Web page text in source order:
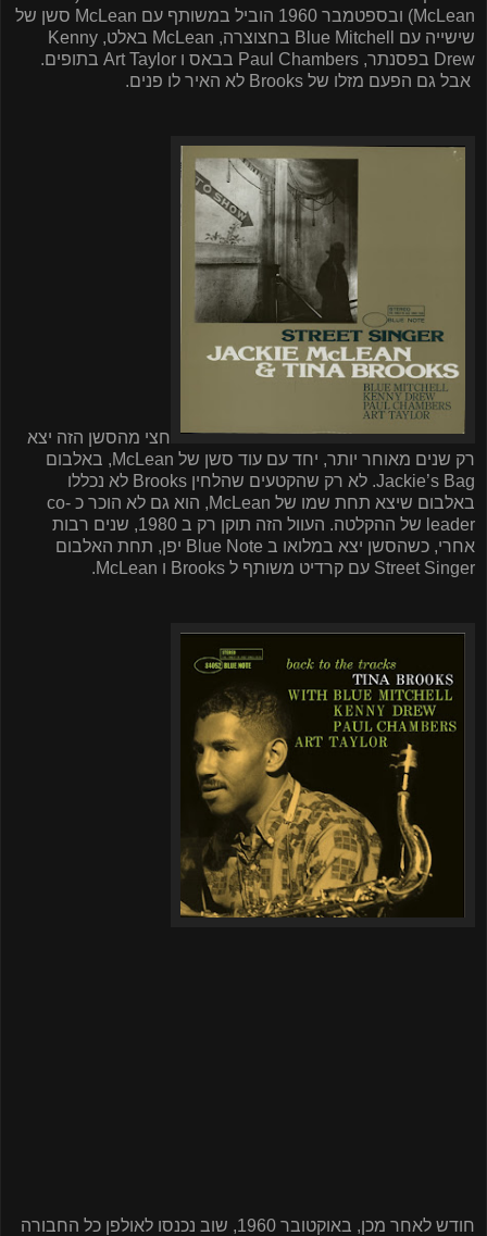
McLean) ובספטמבר 1960 הוביל במשותף עם McLean סשן של
שישייה עם
Blue Mitchell בחצוצרה, McLean באלט, Kenny
Drew בפסנתר, Paul Chambers בבאס ו Art Taylor בתופים.
אבל גם הפעם מזלו של Brooks לא האיר לו פנים.
חצי מהסשן הזה יצא
רק שנים מאוחר יותר, יחד עם עוד סשן של McLean, באלבום
Jackie’s Bag. לא רק שהקטעים שהלחין Brooks לא נכללו
באלבום שיצא תחת שמו של McLean, הוא גם לא הוכר כ co-
leader
של ההקלטה. העוול הזה תוקן רק ב 1980, שנים רבות
אחרי, כשהסשן יצא במלואו ב Blue Note יפן, תחת האלבום
Street Singer עם קרדיט משותף ל Brooks ו McLean
.
חודש לאחר מכן, באוקטובר 1960, שוב נכנסו לאולפן כל החבורה